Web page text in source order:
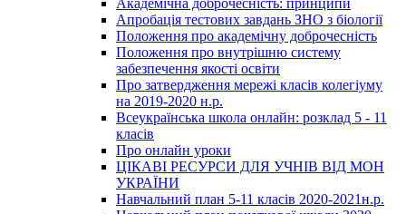
Академічна доброчесність: принципи
Апробація тестових завдань ЗНО з біології
Положення про академічну доброчесність
Положення про внутрішню систему
забезпечення якості освіти
Про затвердження мережі класів колегіуму
на 2019-2020 н.р.
Всеукраїнська школа онлайн: розклад 5 - 11
класів
Про онлайн уроки
ЦІКАВІ РЕСУРСИ ДЛЯ УЧНІВ ВІД МОН
УКРАЇНИ
Навчальний план 5-11 класів 2020-2021н.р.